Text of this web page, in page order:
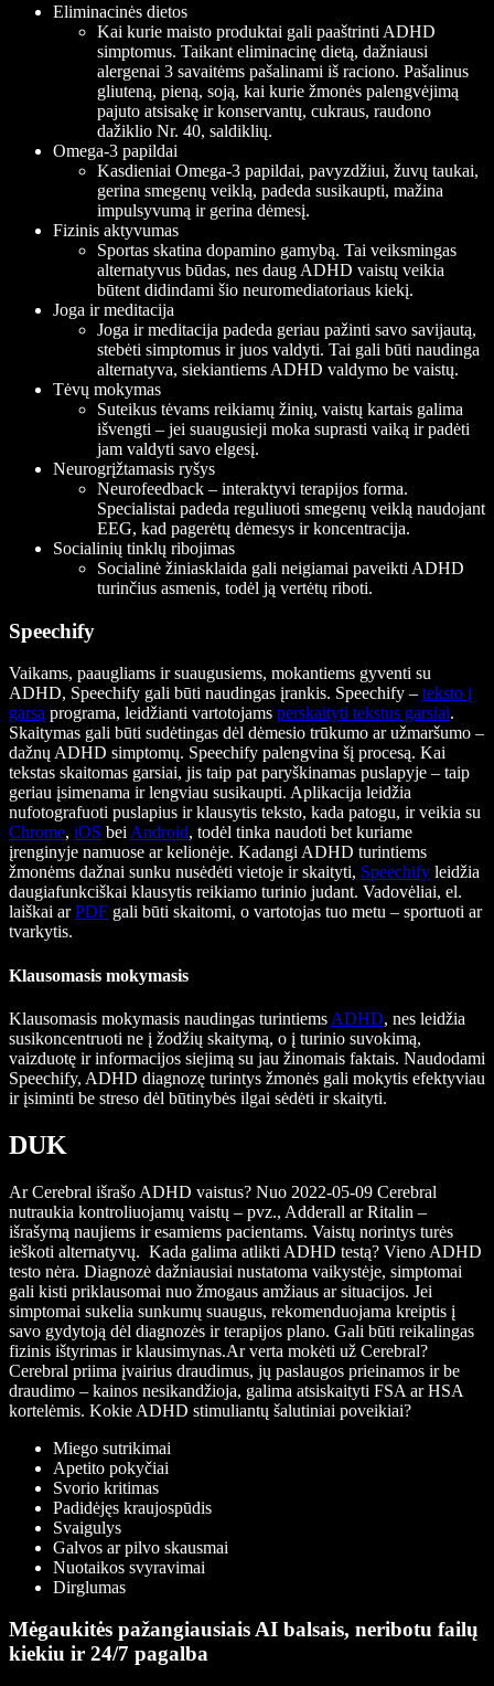
Eliminacinės dietos
Kai kurie maisto produktai gali paaštrinti ADHD
simptomus. Taikant eliminacinę dietą, dažniausi
alergenai 3 savaitėms pašalinami iš raciono. Pašalinus
gliuteną, pieną, soją, kai kurie žmonės palengvėjimą
pajuto atsisakę ir konservantų, cukraus, raudono
dažiklio Nr. 40, saldiklių.
Omega-3 papildai
Kasdieniai Omega-3 papildai, pavyzdžiui, žuvų taukai,
gerina smegenų veiklą, padeda susikaupti, mažina
impulsyvumą ir gerina dėmesį.
Fizinis aktyvumas
Sportas skatina dopamino gamybą. Tai veiksmingas
alternatyvus būdas, nes daug ADHD vaistų veikia
būtent didindami šio neuromediatoriaus kiekį.
Joga ir meditacija
Joga ir meditacija padeda geriau pažinti savo savijautą,
stebėti simptomus ir juos valdyti. Tai gali būti naudinga
alternatyva, siekiantiems ADHD valdymo be vaistų.
Tėvų mokymas
Suteikus tėvams reikiamų žinių, vaistų kartais galima
išvengti – jei suaugusieji moka suprasti vaiką ir padėti
jam valdyti savo elgesį.
Neurogrįžtamasis ryšys
Neurofeedback – interaktyvi terapijos forma.
Specialistai padeda reguliuoti smegenų veiklą naudojant
EEG, kad pagerėtų dėmesys ir koncentracija.
Socialinių tinklų ribojimas
Socialinė žiniasklaida gali neigiamai paveikti ADHD
turinčius asmenis, todėl ją vertėtų riboti.
Speechify
Vaikams, paaugliams ir suaugusiems, mokantiems gyventi su
ADHD, Speechify gali būti naudingas įrankis. Speechify – teksto į
garsą programa, leidžianti vartotojams perskaityti tekstus garsiai.
Skaitymas gali būti sudėtingas dėl dėmesio trūkumo ar užmaršumo –
dažnų ADHD simptomų. Speechify palengvina šį procesą. Kai
tekstas skaitomas garsiai, jis taip pat paryškinamas puslapyje – taip
geriau įsimenama ir lengviau susikaupti. Aplikacija leidžia
nufotografuoti puslapius ir klausytis teksto, kada patogu, ir veikia su
Chrome, iOS bei Android, todėl tinka naudoti bet kuriame
įrenginyje namuose ar kelionėje. Kadangi ADHD turintiems
žmonėms dažnai sunku nusėdėti vietoje ir skaityti, Speechify leidžia
daugiafunkciškai klausytis reikiamo turinio judant. Vadovėliai, el.
laiškai arPDF gali būti skaitomi, o vartotojas tuo metu – sportuoti ar
tvarkytis.
Klausomasis mokymasis
Klausomasis mokymasis naudingas turintiems ADHD, nes leidžia
susikoncentruoti ne į žodžių skaitymą, o į turinio suvokimą,
vaizduotę ir informacijos siejimą su jau žinomais faktais. Naudodami
Speechify, ADHD diagnozę turintys žmonės gali mokytis efektyviau
ir įsiminti be streso dėl būtinybės ilgai sėdėti ir skaityti.
DUK
Ar Cerebral išrašo ADHD vaistus? Nuo 2022-05-09 Cerebral
nutraukia kontroliuojamų vaistų – pvz., Adderall ar Ritalin –
išrašymą naujiems ir esamiems pacientams. Vaistų norintys turės
ieškoti alternatyvų. Kada galima atlikti ADHD testą? Vieno ADHD
testo nėra. Diagnozė dažniausiai nustatoma vaikystėje, simptomai
gali kisti priklausomai nuo žmogaus amžiaus ar situacijos. Jei
simptomai sukelia sunkumų suaugus, rekomenduojama kreiptis į
savo gydytoją dėl diagnozės ir terapijos plano. Gali būti reikalingas
fizinis ištyrimas ir klausimynas.Ar verta mokėti už Cerebral?
Cerebral priima įvairius draudimus, jų paslaugos prieinamos ir be
draudimo – kainos nesikandžioja, galima atsiskaityti FSA ar HSA
kortelėmis. Kokie ADHD stimuliantų šalutiniai poveikiai?
Miego sutrikimai
Apetito pokyčiai
Svorio kritimas
Padidėjęs kraujospūdis
Svaigulys
Galvos ar pilvo skausmai
Nuotaikos svyravimai
Dirglumas
Mėgaukitės pažangiausiais AI balsais, neribotu failų
kiekiu ir 24/7 pagalba